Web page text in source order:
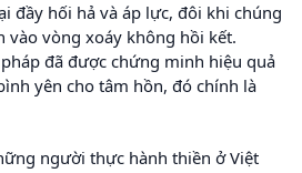
đầy hối hả và áp lực, đôi khi chúng
vào vòng xoáy không hồi kết.
đã được chứng minh hiệu quả
yên cho tâm hồn, đó chính là
người thực hành thiền ở Việt